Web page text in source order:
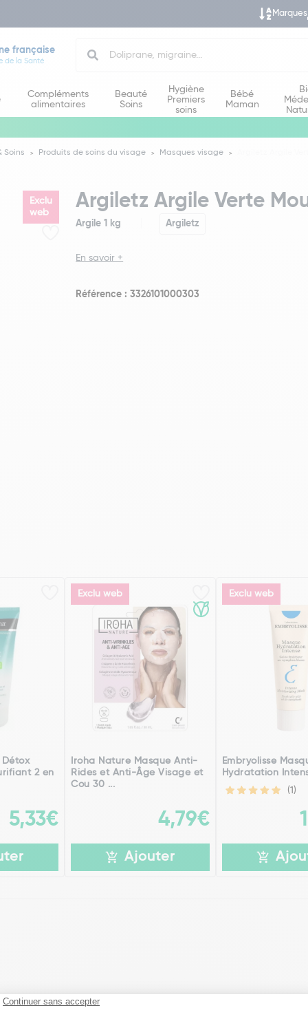
Marques
française
de la Santé
Compléments
alimentaires
Beauté
Soins
Hygiène
Premiers
soins
Bébé
Maman
Soins Produits de soins du visage Masques visage
Exclu
web
Argiletz Argile Verte
Argile 1 kg Argiletz
En savoir +
Référence : 3326101000303
2 en
5,33€
Exclu web
Iroha Nature Masque Anti-
Rides et Anti-Âge Visage et
Cou 30 ...
4,79€
Ajouter
Exclu web
Embryolisse
Hydratation
(1)
illite séchée et optimisée naturellement au soleil, moulue fine.